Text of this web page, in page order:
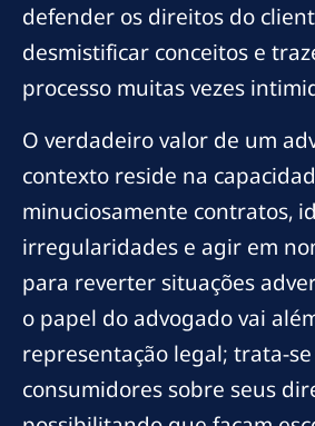
defender os direitos do
desmistificar conceitos e
processo muitas vezes
O verdadeiro valor de um
contexto reside na
minuciosamente contratos,
irregularidades e agir em
para reverter situações
o papel do advogado vai
representação legal; trata-
consumidores sobre seus